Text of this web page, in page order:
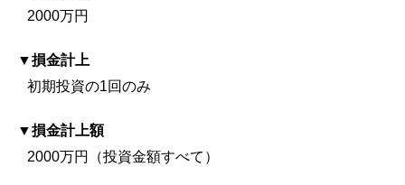
2000万円
損金計上
初期投資の1回のみ
損金計上額
2000万円（投資金額すべて）